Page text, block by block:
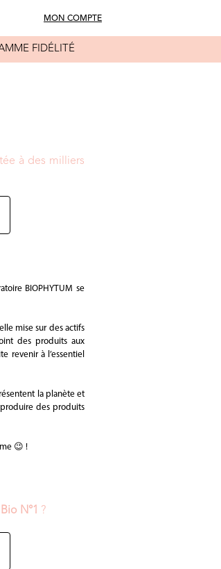
MON COMPTE
FIDÉLITÉ
à des milliers
BIOPHYTUM se
mise sur des actifs
des produits aux
revenir à l’essentiel
la planète et
produire des produits
😉 !
N°1 ?